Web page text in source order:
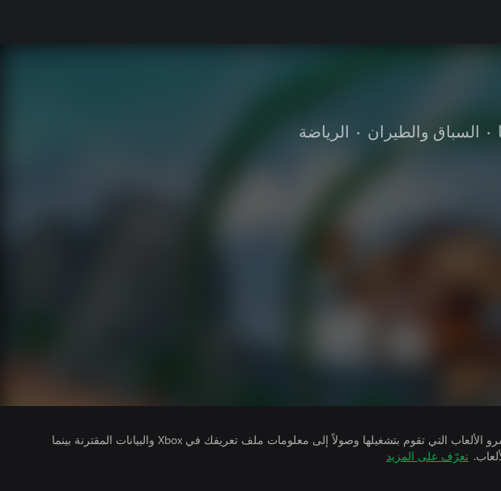
• السباق والطيران • الرياضة
يتلقى ناشرو الألعاب التي تقوم بتشغيلها وصولاً إلى معلومات ملف تعريفك في Xbox والبيانات المقترنة بينما
تعرّف على المزيد